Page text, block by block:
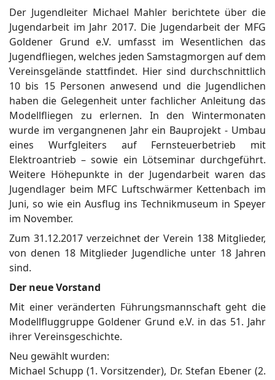
Der Jugendleiter Michael Mahler berichtete über die
Jugendarbeit im Jahr 2017. Die Jugendarbeit der MFG
Goldener Grund e.V. umfasst im Wesentlichen das
Jugendfliegen, welches jeden Samstagmorgen auf dem
Vereinsgelände stattfindet. Hier sind durchschnittlich
10 bis 15 Personen anwesend und die Jugendlichen
haben die Gelegenheit unter fachlicher Anleitung das
Modellfliegen zu erlernen. In den Wintermonaten
wurde im vergangnenen Jahr ein Bauprojekt - Umbau
eines Wurfgleiters auf Fernsteuerbetrieb mit
Elektroantrieb – sowie ein Lötseminar durchgeführt.
Weitere Höhepunkte in der Jugendarbeit waren das
Jugendlager beim MFC Luftschwärmer Kettenbach im
Juni, so wie ein Ausflug ins Technikmuseum in Speyer
im November.
Zum 31.12.2017 verzeichnet der Verein 138 Mitglieder,
von denen 18 Mitglieder Jugendliche unter 18 Jahren
sind.
Der neue Vorstand
Mit einer veränderten Führungsmannschaft geht die
Modellfluggruppe Goldener Grund e.V. in das 51. Jahr
ihrer Vereinsgeschichte.
Neu gewählt wurden:
Michael Schupp (1. Vorsitzender), Dr. Stefan Ebener (2.